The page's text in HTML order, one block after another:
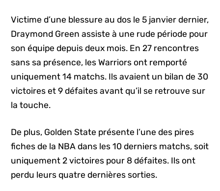
Victime d’une blessure au dos le 5 janvier dernier,
Draymond Green assiste à une rude période pour
son équipe depuis deux mois. En 27 rencontres
sans sa présence, les Warriors ont remporté
uniquement 14 matchs. Ils avaient un bilan de 30
victoires et 9 défaites avant qu’il se retrouve sur
la touche.
De plus, Golden State présente l’une des pires
fiches de la NBA dans les 10 derniers matchs, soit
uniquement 2 victoires pour 8 défaites. Ils ont
perdu leurs quatre dernières sorties.